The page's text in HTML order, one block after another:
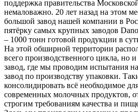
поддержка правительства
немаловажно. 20 лет назад на этом
большой завод нашей компании в
пятёрку самых крупных заводов
– 1000 тонн готовой продукции в
На этой обширной территории
всего производственного цикла, но
завод, где мы проводим испытания
завод по производству упаковки.
консолидировать всё необходимое
современных молочных продуктов,
строгим требованиям качества и